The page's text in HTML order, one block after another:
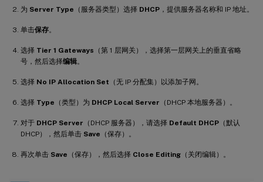
为 Server Type （服务器类型）选择 DHCP ，提供服务器名称和 IP 地址。
单击保存。
选择 Tier 1 Gateways （第 1 层网关），选择第一层网关上的垂直省略
号，然后选择编辑。
选择 No IP Allocation Set （无 IP 分配集）以添加子网。
选择 Type （类型）为 DHCP Local Server （DHCP 本地服务器）。
对于 DHCP Server （DHCP 服务器），请选择 Default DHCP （默认
DHCP），然后单击 Save （保存）。
再次单击 Save （保存），然后选择 Close Editing （关闭编辑）。